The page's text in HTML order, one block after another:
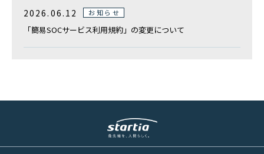
2026.06.12 お知らせ
「簡易SOCサービス利用規約」の変更について